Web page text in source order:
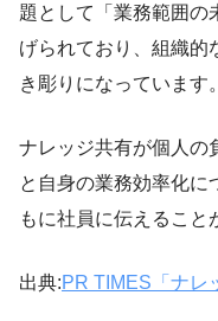
題として「業務範囲の
げられており、組織的
き彫りになっています。
ナレッジ共有が個人の
と自身の業務効率化に
もに社員に伝えること
出典:PR TIMES「ナレ